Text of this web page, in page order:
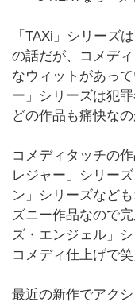
「TAXi」シリーズ
の話だが、コメデ
なウィットがあっ
ー」シリーズは犯
どの作品も痛快なの
コメディタッチの
レジャー」シリー
ン」シリーズなど
ズニー作品なので
ズ・エンジェル」
コメディ仕上げで笑
最近の新作でアク